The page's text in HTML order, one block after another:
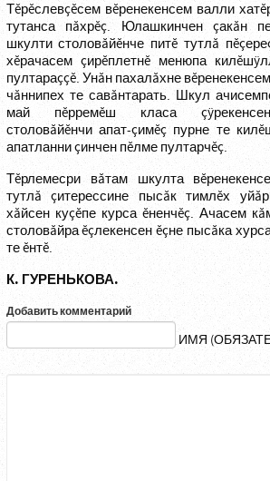
Тĕрĕслевçĕсем вĕренекенсем валли
тутанса пăхрĕç. Юлашкинчен çакăн
шкулти столовăйĕнче питĕ тутлă
хĕрачасем çирĕплетнĕ менюпа
пултараççĕ. Унăн пахалăхне
чăннипех те савăнтарать. Шкул
май пĕрремĕш класа
столовăйĕнчи апат-çимĕç пурне те
апатланни çинчен пĕлме пултарчĕç.
Тĕрлемесри вăтам шкулта
тутлă çитерессине пысăк тимлĕх
хăйсен куçĕпе курса ĕненчĕç. Ачасем
столовăйра ĕçлекенсен ĕçне пысăка
те ĕнтĕ.
К. ГУРЕНЬКОВА.
Добавить комментарий
ИМЯ